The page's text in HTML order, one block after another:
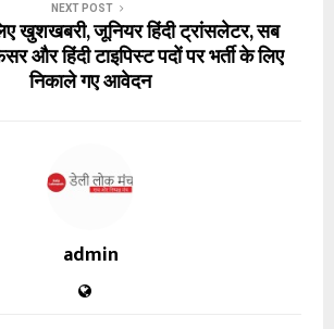
NEXT POST
खुशखबरी, जूनियर हिंदी ट्रांसलेटर, सब
और हिंदी टाइपिस्ट पदों पर भर्ती के लिए
निकाले गए आवेदन
admin